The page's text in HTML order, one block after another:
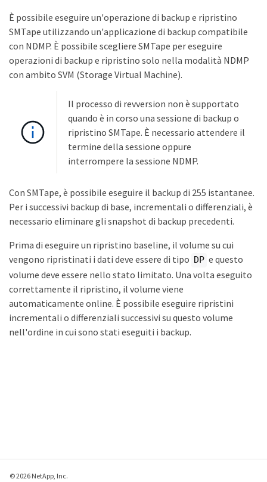
È possibile eseguire un'operazione di backup e ripristino
SMTape utilizzando un'applicazione di backup compatibile
con NDMP. È possibile scegliere SMTape per eseguire
operazioni di backup e ripristino solo nella modalità NDMP
con ambito SVM (Storage Virtual Machine).
Il processo di revversion non è supportato
quando è in corso una sessione di backup o
ripristino SMTape. È necessario attendere il
termine della sessione oppure
interrompere la sessione NDMP.
Con SMTape, è possibile eseguire il backup di 255 istantanee.
Per i successivi backup di base, incrementali o differenziali, è
necessario eliminare gli snapshot di backup precedenti.
Prima di eseguire un ripristino baseline, il volume su cui
vengono ripristinati i dati deve essere di tipo DP e questo
volume deve essere nello stato limitato. Una volta eseguito
correttamente il ripristino, il volume viene
automaticamente online. È possibile eseguire ripristini
incrementali o differenziali successivi su questo volume
nell'ordine in cui sono stati eseguiti i backup.
© 2026 NetApp, Inc.